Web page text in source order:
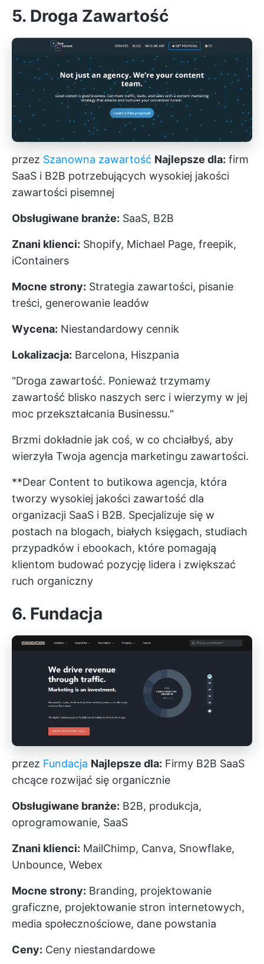
5. Droga Zawartość
przez Szanowna zawartość Najlepsze dla: firm
SaaS i B2B potrzebujących wysokiej jakości
zawartości pisemnej
Obsługiwane branże: SaaS, B2B
Znani klienci: Shopify, Michael Page, freepik,
iContainers
Mocne strony: Strategia zawartości, pisanie
treści, generowanie leadów
Wycena: Niestandardowy cennik
Lokalizacja: Barcelona, Hiszpania
"Droga zawartość. Ponieważ trzymamy
zawartość blisko naszych serc i wierzymy w jej
moc przekształcania Businessu."
Brzmi dokładnie jak coś, w co chciałbyś, aby
wierzyła Twoja agencja marketingu zawartości.
**Dear Content to butikowa agencja, która
tworzy wysokiej jakości zawartość dla
organizacji SaaS i B2B. Specjalizuje się w
postach na blogach, białych księgach, studiach
przypadków i ebookach, które pomagają
klientom budować pozycję lidera i zwiększać
ruch organiczny
6. Fundacja
przez Fundacja Najlepsze dla: Firmy B2B SaaS
chcące rozwijać się organicznie
Obsługiwane branże: B2B, produkcja,
oprogramowanie, SaaS
Znani klienci: MailChimp, Canva, Snowflake,
Unbounce, Webex
Mocne strony: Branding, projektowanie
graficzne, projektowanie stron internetowych,
media społecznościowe, dane powstania
Ceny: Ceny niestandardowe